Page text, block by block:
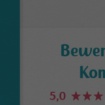
Partyherz begehrt
Deshalb gibts bei mir
ausführliches
erstelle ich ein
sowohl Eure
Licht bis Ton – bei mir
5,0